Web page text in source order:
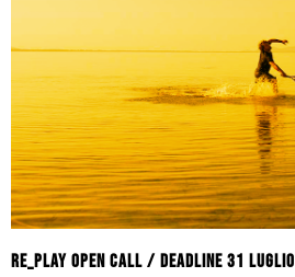
RE_PLAY Open Call / DEADLINE 31 LUGLIO